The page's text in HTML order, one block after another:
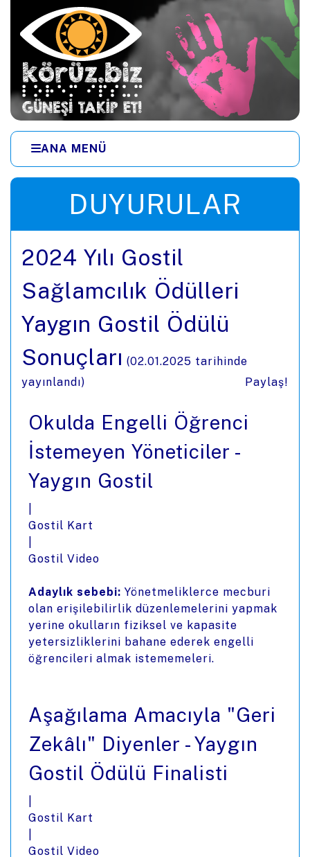
Ana içeriğe zıpla
ANA MENÜ
DUYURULAR
2024 Yılı Gostil
Sağlamcılık Ödülleri
Yaygın Gostil Ödülü
Sonuçları (02.01.2025 tarihinde
yayınlandı)
Paylaş!
Okulda Engelli Öğrenci
İstemeyen Yöneticiler -
Yaygın Gostil
Gostil Kart
Gostil Video
Adaylık sebebi: Yönetmeliklerce mecburi
olan erişilebilirlik düzenlemelerini yapmak
yerine okulların fiziksel ve kapasite
yetersizliklerini bahane ederek engelli
öğrencileri almak istememeleri.
Aşağılama Amacıyla "Geri
Zekâlı" Diyenler - Yaygın
Gostil Ödülü Finalisti
Gostil Kart
Gostil Video
Menüye zıpla